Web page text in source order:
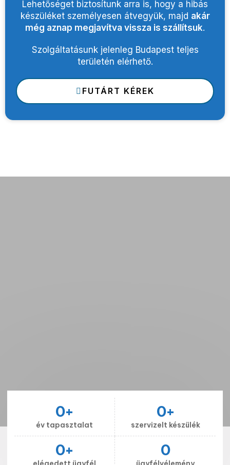
Lehetőséget biztosítunk arra is, hogy a hibás
készüléket személyesen átvegyük, majd akár
még aznap megjavítva vissza is szállítsuk.
Szolgáltatásunk jelenleg Budapest teljes
területén elérhető.
FUTÁRT KÉREK
év tapasztalat
0+
szervizelt készülék
0+
0+ 0